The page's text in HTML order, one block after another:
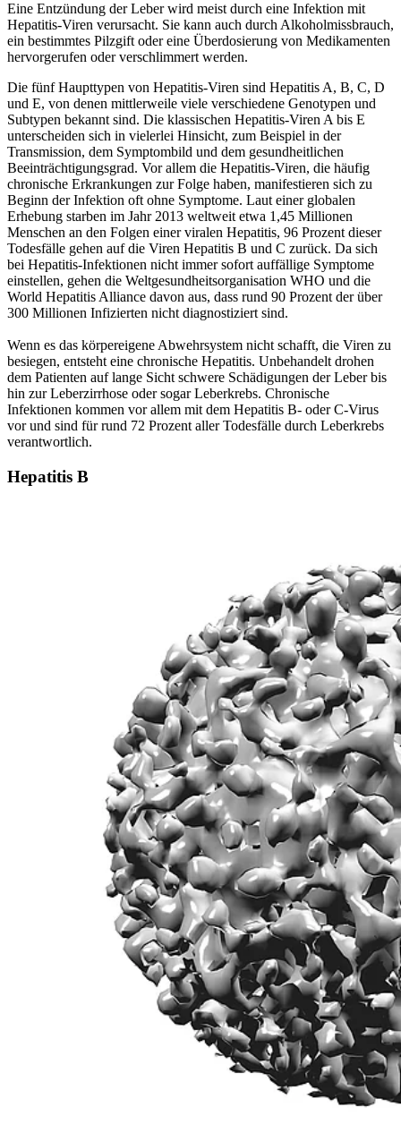
Eine Entzündung der Leber wird meist durch eine Infektion mit
Hepatitis-Viren verursacht. Sie kann auch durch Alkoholmissbrauch,
ein bestimmtes Pilzgift oder eine Überdosierung von Medikamenten
hervorgerufen oder verschlimmert werden.
Die fünf Haupttypen von Hepatitis-Viren sind Hepatitis A, B, C, D
und E, von denen mittlerweile viele verschiedene Genotypen und
Subtypen bekannt sind. Die klassischen Hepatitis-Viren A bis E
unterscheiden sich in vielerlei Hinsicht, zum Beispiel in der
Transmission, dem Symptombild und dem gesundheitlichen
Beeinträchtigungsgrad. Vor allem die Hepatitis-Viren, die häufig
chronische Erkrankungen zur Folge haben, manifestieren sich zu
Beginn der Infektion oft ohne Symptome. Laut einer globalen
Erhebung starben im Jahr 2013 weltweit etwa 1,45 Millionen
Menschen an den Folgen einer viralen Hepatitis, 96 Prozent dieser
Todesfälle gehen auf die Viren Hepatitis B und C zurück. Da sich
bei Hepatitis-Infektionen nicht immer sofort auffällige Symptome
einstellen, gehen die Weltgesundheitsorganisation WHO und die
World Hepatitis Alliance davon aus, dass rund 90 Prozent der über
300 Millionen Infizierten nicht diagnostiziert sind.
Wenn es das körpereigene Abwehrsystem nicht schafft, die Viren zu
besiegen, entsteht eine chronische Hepatitis. Unbehandelt drohen
dem Patienten auf lange Sicht schwere Schädigungen der Leber bis
hin zur Leberzirrhose oder sogar Leberkrebs. Chronische
Infektionen kommen vor allem mit dem Hepatitis B- oder C-Virus
vor und sind für rund 72 Prozent aller Todesfälle durch Leberkrebs
verantwortlich.
Hepatitis B